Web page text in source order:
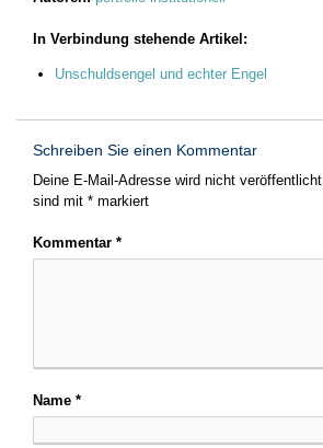
In Verbindung stehende Artikel:
Unschuldsengel und echter Engel
Schreiben Sie einen Kommentar
Deine E-Mail-Adresse wird nicht veröffentlicht.
sind mit * markiert
Kommentar *
Name *